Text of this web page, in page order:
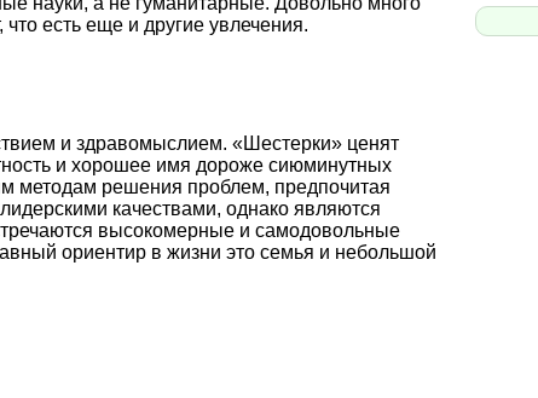
есть еще и другие увлечения.
и здравомыслием. «Шестерки» ценят
и хорошее имя дороже сиюминутных
методам решения проблем, предпочитая
качествами, однако являются
высокомерные и самодовольные
ориентир в жизни это семья и небольшой